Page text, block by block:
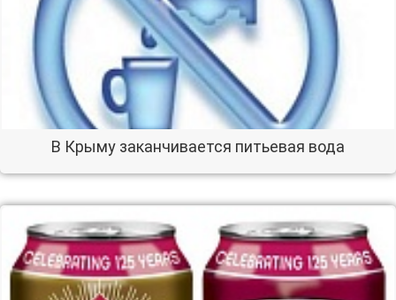
В Крыму заканчивается питьевая вода